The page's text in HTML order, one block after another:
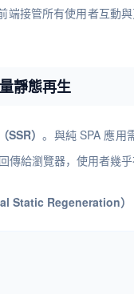
端接管所有使用者互動
靜態再生
SSR）。與純 SPA 應用
給瀏覽器，使用者幾
Static Regeneration）